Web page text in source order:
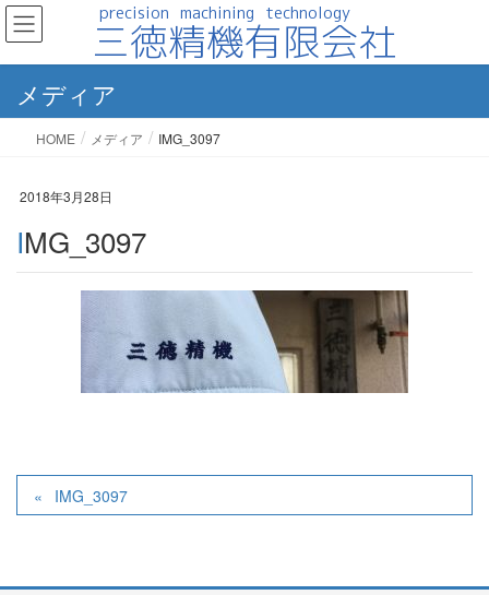
メディア
HOME メディア IMG_3097
2018年3月28日
IMG_3097
IMG_3097